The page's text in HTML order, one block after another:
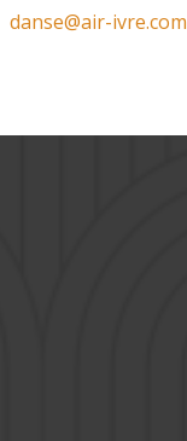
danse@air-ivre.com